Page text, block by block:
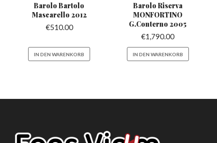
Barolo Bartolo
Mascarello 2012
€510.00
IN DEN WARENKORB
Barolo Riserva
MONFORTINO
G.Conterno 2005
€1,790.00
IN DEN WARENKORB